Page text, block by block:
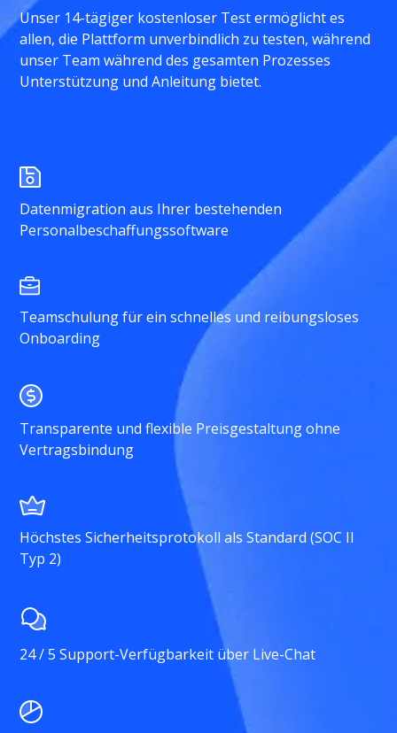
Unser 14-tägiger kostenloser Test ermöglicht es
allen, die Plattform unverbindlich zu testen, während
unser Team während des gesamten Prozesses
Unterstützung und Anleitung bietet.
Datenmigration aus Ihrer bestehenden
Personalbeschaffungssoftware
Teamschulung für ein schnelles und reibungsloses
Onboarding
Transparente und flexible Preisgestaltung ohne
Vertragsbindung
Höchstes Sicherheitsprotokoll als Standard (SOC II
Typ 2)
24 / 5 Support-Verfügbarkeit über Live-Chat